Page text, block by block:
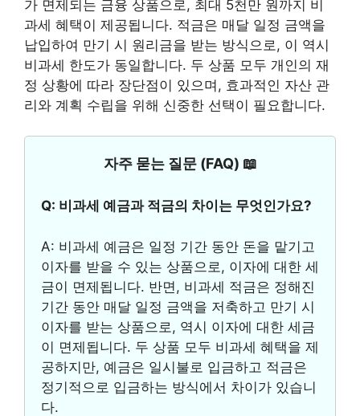
가 면제되는 금융 상품으로, 최대 5천만 원까지 비
과세 혜택이 제공됩니다. 적금은 매달 일정 금액을
납입하여 만기 시 원리금을 받는 방식으로, 이 역시
비과세 한도가 동일합니다. 두 상품 모두 개인의 재
정 상황에 따라 장단점이 있으며, 효과적인 자산 관
리와 계획 수립을 위해 신중한 선택이 필요합니다.
자주 묻는 질문 (FAQ) 📖
Q: 비과세 예금과 적금의 차이는 무엇인가요?
A: 비과세 예금은 일정 기간 동안 돈을 맡기고
이자를 받을 수 있는 상품으로, 이자에 대한 세
금이 면제됩니다. 반면, 비과세 적금은 정해진
기간 동안 매달 일정 금액을 저축하고 만기 시
이자를 받는 상품으로, 역시 이자에 대한 세금
이 면제됩니다. 두 상품 모두 비과세 혜택을 제
공하지만, 예금은 일시불로 입금하고 적금은
정기적으로 입금하는 방식에서 차이가 있습니
다.